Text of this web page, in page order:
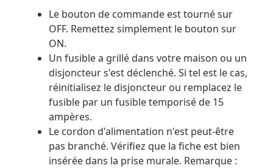
Le bouton de commande est tourné sur
OFF. Remettez simplement le bouton sur
ON.
Un fusible a grillé dans votre maison ou un
disjoncteur s'est déclenché. Si tel est le cas,
réinitialisez le disjoncteur ou remplacez le
fusible par un fusible temporisé de 15
ampères.
Le cordon d'alimentation n'est peut-être
pas branché. Vérifiez que la fiche est bien
insérée dans la prise murale. Remarque :